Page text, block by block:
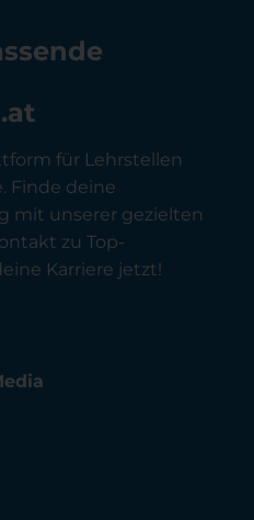
für Lehrstellen
Finde deine
mit unserer gezielten
zu Top-
Karriere jetzt!